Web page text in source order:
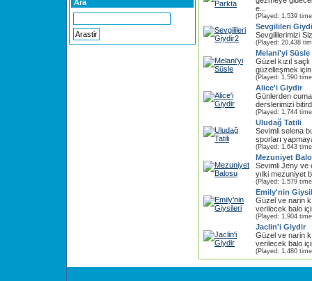
Ara
e...
(Played: 1,539
Sevgilileri
Sevgililerimizi
(Played: 20,438
Melani'yi Süsle
Güzel kızıl
güzelleşmek
(Played: 1,590
Alice'i Giydir
Günlerden
derslerimizi
(Played: 1,744
Uludağ Tatili
Sevimli selena
sporları
(Played: 1,643
Mezuniyet
Sevimli Jeny ve
yılki mezuniyet
(Played: 1,579
Emily'nin
Güzel ve narin
verilecek balo
(Played: 1,904
Jaclin'i Giydir
Güzel ve narin
verilecek balo
(Played: 1,480